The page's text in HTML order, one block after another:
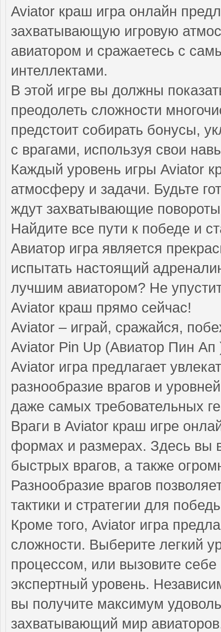
Aviator краш игра онлайн
захватывающую игровую
авиатором и сражаетесь с
интеллектами.
В этой игре вы должны
преодолеть сложности
предстоит собирать бонусы,
с врагами, используя свои
Каждый уровень игры Aviator
атмосферу и задачи. Будьте
ждут захватывающие
Найдите все пути к победе и
Авиатор игра является
испытать настоящий
лучшим авиатором? Не
Aviator краш прямо сейчас!
Aviator – играй, сражайся,
Aviator Pin Up (Авиатор Пин Ап
Aviator игра предлагает
разнообразие врагов и
даже самых требовательных
Враги в Aviator краш игре
формах и размерах. Здесь вы
быстрых врагов, а также
Разнообразие врагов
тактики и стратегии для
Кроме того, Aviator игра
сложности. Выберите легкий
процессом, или вызовите
экспертный уровень.
вы получите максимум
захватывающий мир